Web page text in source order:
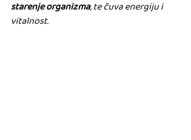
starenje organizma, te čuva energiju i
vitalnost.